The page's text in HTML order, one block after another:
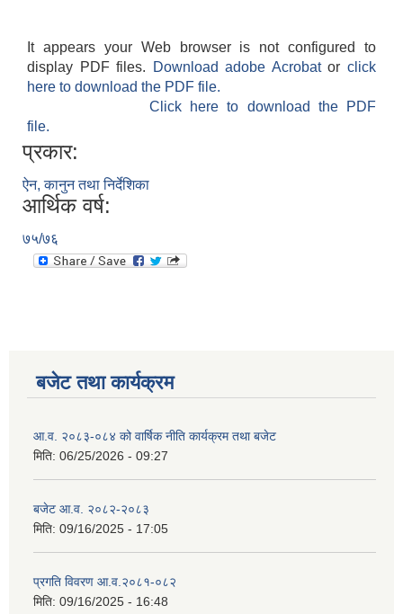
It appears your Web browser is not configured to
display PDF files.
Download adobe Acrobatorclick
here to download the PDF file.
Click here to download the PDF
file.
प्रकार:
ऐन, कानुन तथा निर्देशिका
आर्थिक वर्ष:
७५/७६
बजेट तथा कार्यक्रम
आ.व. २०८३-०८४ को वार्षिक नीति कार्यक्रम तथा बजेट
मिति: 06/25/2026 - 09:27
बजेट आ.व. २०८२-२०८३
मिति: 09/16/2025 - 17:05
प्रगति विवरण आ.व.२०८१-०८२
मिति: 09/16/2025 - 16:48